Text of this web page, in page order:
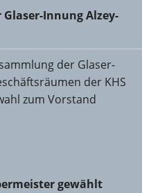
Innung Alzey-Bingen-
Innung Alzey-
der Glaser-
der KHS
zum Vorstand
gewählt
gewählt